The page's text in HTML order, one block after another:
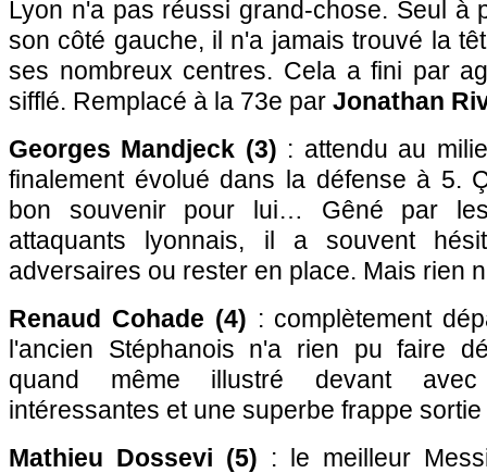
Lyon n'a pas réussi grand-chose. Seul à
son côté gauche, il n'a jamais trouvé la
ses nombreux centres. Cela a fini par
sifflé. Remplacé à la 73e par Jonathan
Georges Mandjeck (3) : attendu au
finalement évolué dans la défense à 5.
bon souvenir pour lui… Gêné par
attaquants lyonnais, il a souvent
adversaires ou rester en place. Mais rien
Renaud Cohade (4) : complètement
l'ancien Stéphanois n'a rien pu faire
quand même illustré devant
intéressantes et une superbe frappe
Mathieu Dossevi (5) : le meilleur